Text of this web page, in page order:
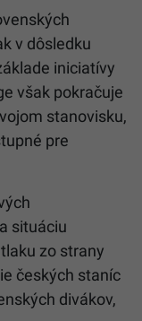
v dôsledku
iniciatívy
však pokračuje
stanovisku,
pre
situáciu
zo strany
českých staníc
divákov,